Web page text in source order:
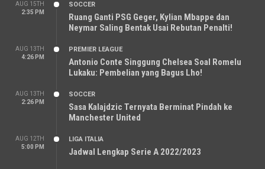
AUG 15TH
2:35 PM
SOCCER
Ruang Ganti PSG Geger, Kylian Mbappe dan
Neymar Saling Bentak Usai Rebutan Penalti!
AUG 13TH
4:26 PM
PREMIER LEAGUE
Antonio Conte Singgung Chelsea Soal Romelu
Lukaku: Pembelian yang Bagus Lho!
AUG 13TH
2:26 PM
SOCCER
Sasa Kalajdzic Ternyata Berminat Pindah ke
Manchester United
AUG 12TH
5:00 PM
LIGA ITALIA
Jadwal Lengkap Serie A 2022/2023